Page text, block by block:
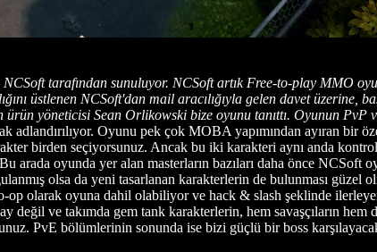
tarafından sunuluyor. NCSoft artık Free-to-play MMO
üstlenen NCSoft'dan mail aracılığıyla gelen davet üzerine,
yöneticisi Sean Orlikowski bize oyunu tanıttı. Oyunun PvP
Oyunu pek çok MOBA yapımından ayıran bir
birden seçiyorsunuz. Ancak bu iki karakteri aynı anda
oyunda yer alan masterların bazıları daha önce NCSoft
olsa da yeni tasarlanan karakterlerin de bulunması
olarak oyuna dahil olabiliyor ve hack & slash şeklinde
değil ve takımda gem tank karakterlerin, hem savaşçıların
PvE bölümlerinin sonunda ise bizi güçlü bir boss